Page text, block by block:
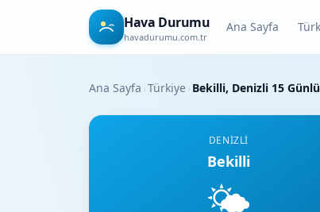
Hava Durumu
havadurumu.com.tr
Ana Sayfa
Ana Sayfa ›Türkiye› Bekilli, Denizli 15
DENIZLI
Bekilli
🌤️